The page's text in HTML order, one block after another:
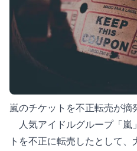
嵐のチケットを不正転売が摘
人気アイドルグループ「嵐
トを不正に転売したとして